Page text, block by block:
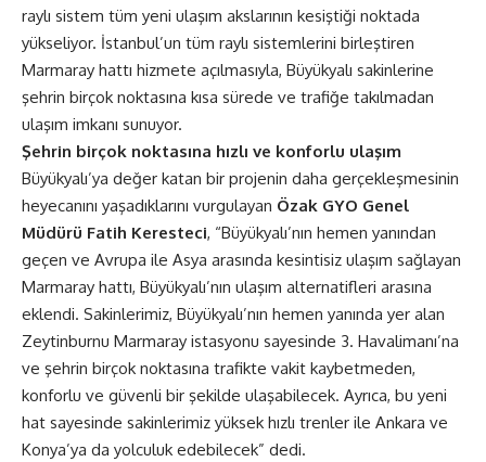
raylı sistem tüm yeni ulaşım akslarının kesiştiği noktada
yükseliyor. İstanbul’un tüm raylı sistemlerini birleştiren
Marmaray hattı hizmete açılmasıyla, Büyükyalı sakinlerine
şehrin birçok noktasına kısa sürede ve trafiğe takılmadan
ulaşım imkanı sunuyor.
Şehrin birçok noktasına hızlı ve konforlu ulaşım
Büyükyalı’ya değer katan bir projenin daha gerçekleşmesinin
heyecanını yaşadıklarını vurgulayan Özak GYO Genel
Müdürü Fatih Keresteci, “Büyükyalı’nın hemen yanından
geçen ve Avrupa ile Asya arasında kesintisiz ulaşım sağlayan
Marmaray hattı, Büyükyalı’nın ulaşım alternatifleri arasına
eklendi. Sakinlerimiz, Büyükyalı’nın hemen yanında yer alan
Zeytinburnu Marmaray istasyonu sayesinde 3. Havalimanı’na
ve şehrin birçok noktasına trafikte vakit kaybetmeden,
konforlu ve güvenli bir şekilde ulaşabilecek. Ayrıca, bu yeni
hat sayesinde sakinlerimiz yüksek hızlı trenler ile Ankara ve
Konya’ya da yolculuk edebilecek” dedi.